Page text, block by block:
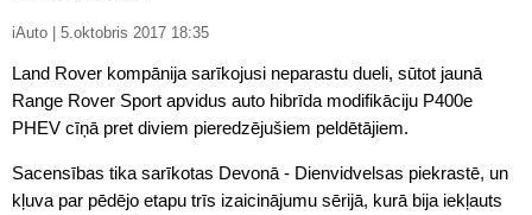
iAuto | 5.oktobris 2017 18:35
Land Rover kompānija sarīkojusi neparastu dueli, sūtot jaunā
Range Rover Sport apvidus auto hibrīda modifikāciju P400e
PHEV cīņā pret diviem pieredzējušiem peldētājiem.
Sacensības tika sarīkotas Devonā - Dienvidvelsas piekrastē, un
kļuva par pēdējo etapu trīs izaicinājumu sērijā, kurā bija iekļauts